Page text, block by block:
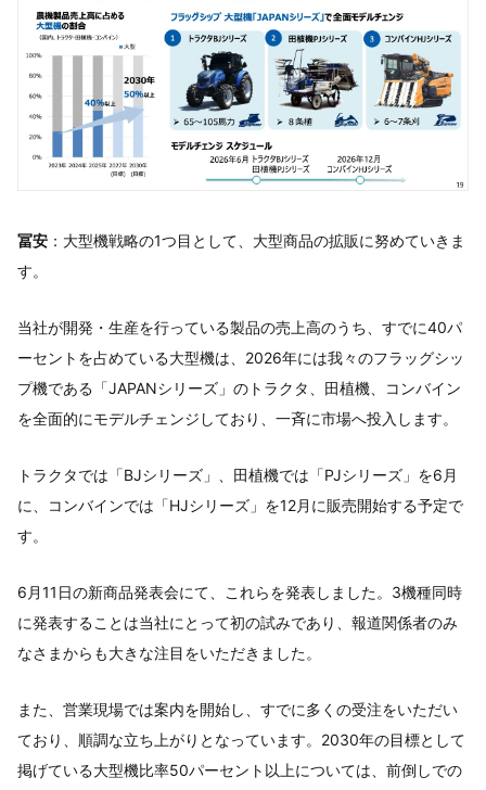
冨安 ：大型機戦略の1つ目として、大型商品の拡販に努めていきま
す。
当社が開発・生産を行っている製品の売上高のうち、すでに40パ
ーセントを占めている大型機は、2026年には我々のフラッグシッ
プ機である「JAPANシリーズ」のトラクタ、田植機、コンバイン
を全面的にモデルチェンジしており、一斉に市場へ投入します。
トラクタでは「BJシリーズ」、田植機では「PJシリーズ」を6月
に、コンバインでは「HJシリーズ」を12月に販売開始する予定で
す。
6月11日の新商品発表会にて、これらを発表しました。3機種同時
に発表することは当社にとって初の試みであり、報道関係者のみ
なさまからも大きな注目をいただきました。
また、営業現場では案内を開始し、すでに多くの受注をいただい
ており、順調な立ち上がりとなっています。2030年の目標として
掲げている大型機比率50パーセント以上については、前倒しでの